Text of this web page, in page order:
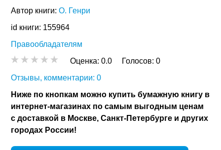
Автор книги:О. Генри
id книги: 155964
Правообладателям
Оценка:0.0 Голосов:0
Отзывы, комментарии: 0
Ниже по кнопкам можно купить бумажную книгу в
интернет-магазинах по самым выгодным ценам
с доставкой в Москве, Санкт-Петербурге и других
городах России!